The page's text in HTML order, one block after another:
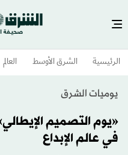
الرئيسية الشرق الأوسط​ العالم
يوميات الشرق
«يوم التصميم
في عالم الإبداع